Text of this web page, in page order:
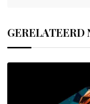
GERELATEERD